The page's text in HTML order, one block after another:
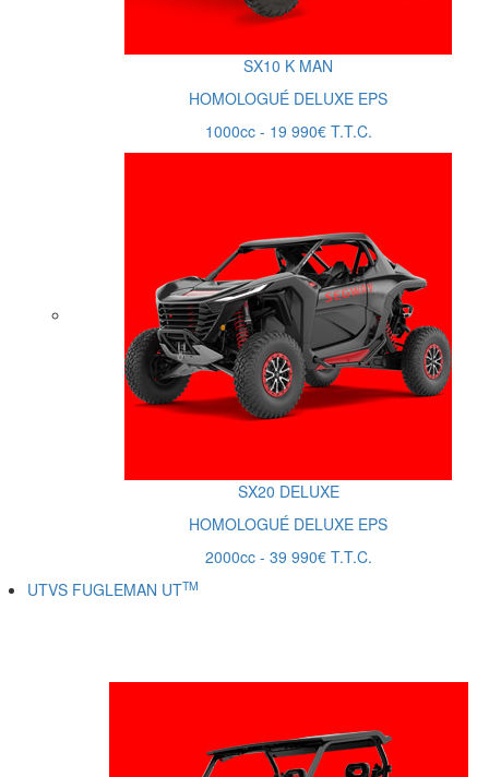
SX10 K MAN
HOMOLOGUÉ DELUXE EPS
1000cc - 19 990€ T.T.C.
SX20 DELUXE
HOMOLOGUÉ DELUXE EPS
2000cc - 39 990€ T.T.C.
UTVS FUGLEMAN UTTM